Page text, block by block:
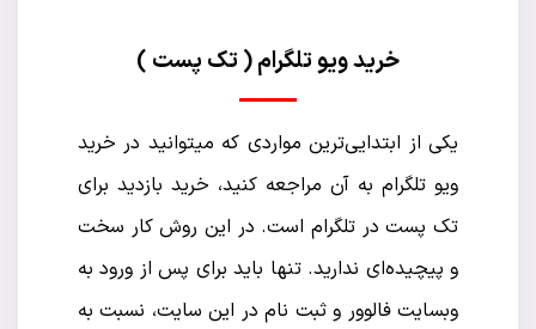
خرید ویو تلگرام ( تک پست )
یکی از ابتدایی‌ترین مواردی که میتوانید در خرید
ویو تلگرام به آن مراجعه کنید، خرید بازدید برای
تک پست در تلگرام است. در این روش کار سخت
و پیچیده‌ای ندارید. تنها باید برای پس از ورود به
وبسایت فالوور و ثبت نام در این سایت، نسبت به